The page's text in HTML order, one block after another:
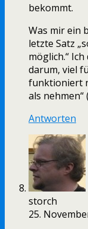
bekommt.
Was mir ein
letzte Satz
möglich.“
darum, viel
funktioniert
als nehmen“
Antworten
storch
25.